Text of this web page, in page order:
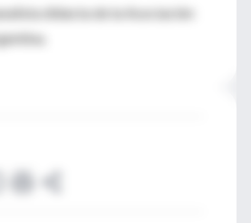
didacta de la Asociación